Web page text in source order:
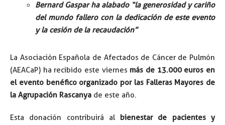
⁠⁠Bernard Gaspar ha alabado “la generosidad y cariño
del mundo fallero con la dedicación de este evento
y la cesión de la recaudación”
La Asociación Española de Afectados de Cáncer de Pulmón
(AEACaP) ha recibido este viernes más de 13.000 euros en
el evento benéfico organizado por las Falleras Mayores de
la Agrupación Rascanya de este año.
Esta donación contribuirá al bienestar de pacientes y